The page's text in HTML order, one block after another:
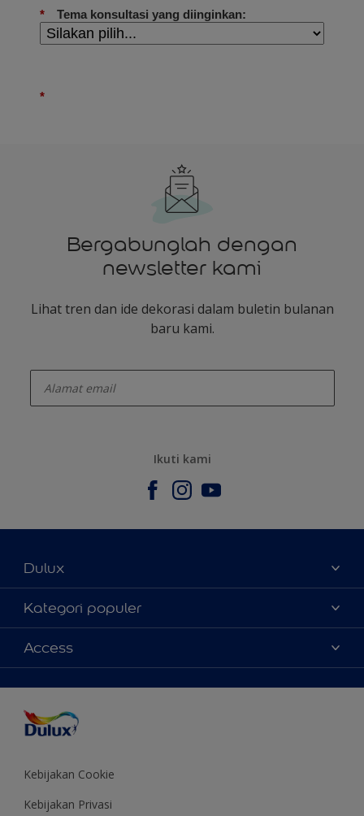
Bergabunglah dengan
newsletter kami
Lihat tren dan ide dekorasi dalam buletin bulanan
baru kami.
Ikuti kami
Dulux
Tentang Kami
Contact us
Temukan toko
Kategori populer
Warna
Produk
Inspirasi
Saran Mendekorasi
Colour of the Year
Access
Kebijakan Cookie
Kebijakan Privasi